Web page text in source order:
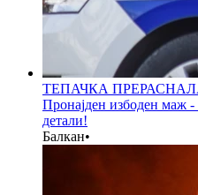
ТЕПАЧКА
Пронајден избоден маж
детали!
Балкан•